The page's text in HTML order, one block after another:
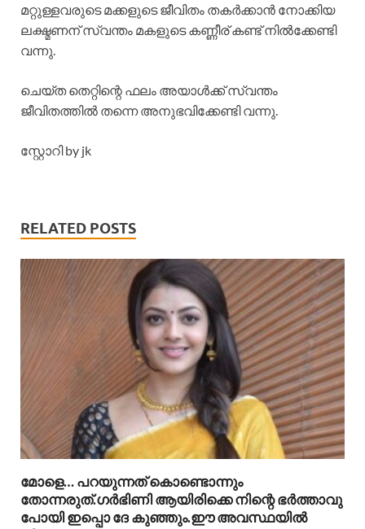
മറ്റുള്ളവരുടെ മക്കളുടെ ജീവിതം തകർക്കാൻ നോക്കിയ
ലക്ഷ്മണന് സ്വന്തം മകളുടെ കണ്ണീര് കണ്ട് നിൽക്കേണ്ടി
വന്നു.
ചെയ്ത തെറ്റിന്റെ ഫലം അയാൾക്ക് സ്വന്തം
ജീവിതത്തിൽ തന്നെ അനുഭവിക്കേണ്ടി വന്നു.
സ്റ്റോറി by jk
RELATED POSTS
മോളെ… പറയുന്നത് കൊണ്ടൊന്നും
തോന്നരുത്.ഗർഭിണി ആയിരിക്കെ നിന്റെ ഭർത്താവു
പോയി ഇപ്പൊ ദേ കുഞ്ഞും.ഈ അവസ്ഥയിൽ